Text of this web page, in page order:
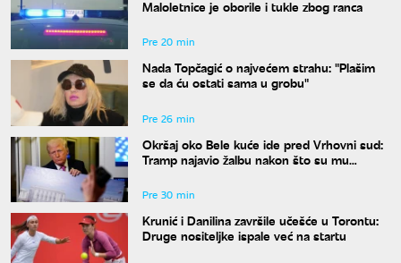
Maloletnice je oborile i tukle zbog ranca
Pre 20 min
Nada Topčagić o najvećem strahu: "Plašim
se da ću ostati sama u grobu"
Pre 26 min
Okršaj oko Bele kuće ide pred Vrhovni sud:
Tramp najavio žalbu nakon što su mu
Pre 30 min
Krunić i Danilina završile učešće u Torontu:
Druge nositeljke ispale već na startu